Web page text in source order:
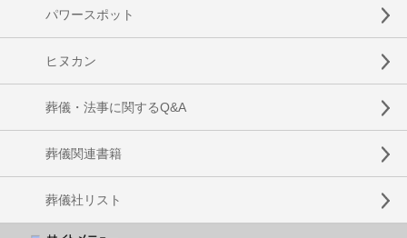
パワースポット
ヒヌカン
葬儀・法事に関するQ&A
葬儀関連書籍
葬儀社リスト